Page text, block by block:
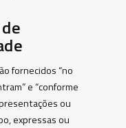
fornecidos “no
e “conforme
ou
expressas ou